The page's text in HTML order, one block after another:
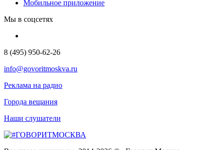
Мобильное приложение
Мы в соцсетях
8 (495) 950-62-26
info@govoritmoskva.ru
Реклама на радио
Города вещания
Наши слушатели